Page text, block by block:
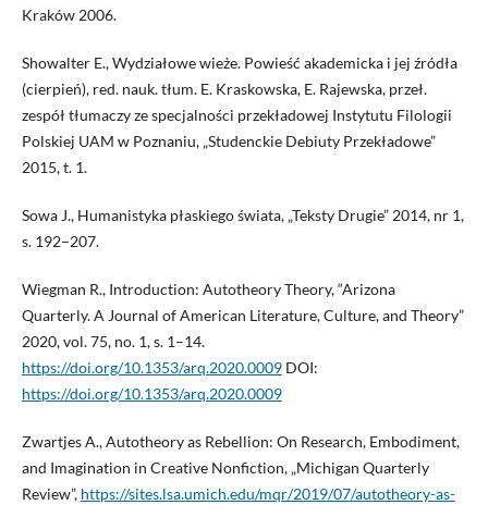
Kraków 2006.
Showalter E., Wydziałowe wieże. Powieść akademicka i jej źródła
(cierpień), red. nauk. tłum. E. Kraskowska, E. Rajewska, przeł.
zespół tłumaczy ze specjalności przekładowej Instytutu Filologii
Polskiej UAM w Poznaniu, „Studenckie Debiuty Przekładowe”
2015, t. 1.
Sowa J., Humanistyka płaskiego świata, „Teksty Drugie” 2014, nr 1,
s. 192–207.
Wiegman R., Introduction: Autotheory Theory, “Arizona
Quarterly. A Journal of American Literature, Culture, and Theory”
2020, vol. 75, no. 1, s. 1–14.
https://doi.org/10.1353/arq.2020.0009DOI:
https://doi.org/10.1353/arq.2020.0009
Zwartjes A., Autotheory as Rebellion: On Research, Embodiment,
and Imagination in Creative Nonfiction, „Michigan Quarterly
Review”, https://sites.lsa.umich.edu/mqr/2019/07/autotheory-as-